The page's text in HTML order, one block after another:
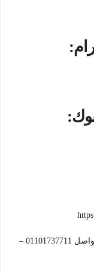
شركة تورست ترحب دائماً بعملائها الكرام. للتواصل 01101737711 –